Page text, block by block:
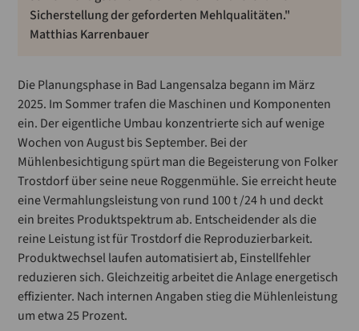
Sicherstellung der geforderten Mehlqualitäten."
Matthias Karrenbauer
Die Planungsphase in Bad Langensalza begann im März
2025. Im Sommer trafen die Maschinen und Komponenten
ein. Der eigentliche Umbau konzentrierte sich auf wenige
Wochen von August bis September. Bei der
Mühlenbesichtigung spürt man die Begeisterung von Folker
Trostdorf über seine neue Roggenmühle. Sie erreicht heute
eine Vermahlungsleistung von rund 100 t /24 h und deckt
ein breites Produktspektrum ab. Entscheidender als die
reine Leistung ist für Trostdorf die Reproduzierbarkeit.
Produktwechsel laufen automatisiert ab, Einstellfehler
reduzieren sich. Gleichzeitig arbeitet die Anlage energetisch
effizienter. Nach internen Angaben stieg die Mühlenleistung
um etwa 25 Prozent.